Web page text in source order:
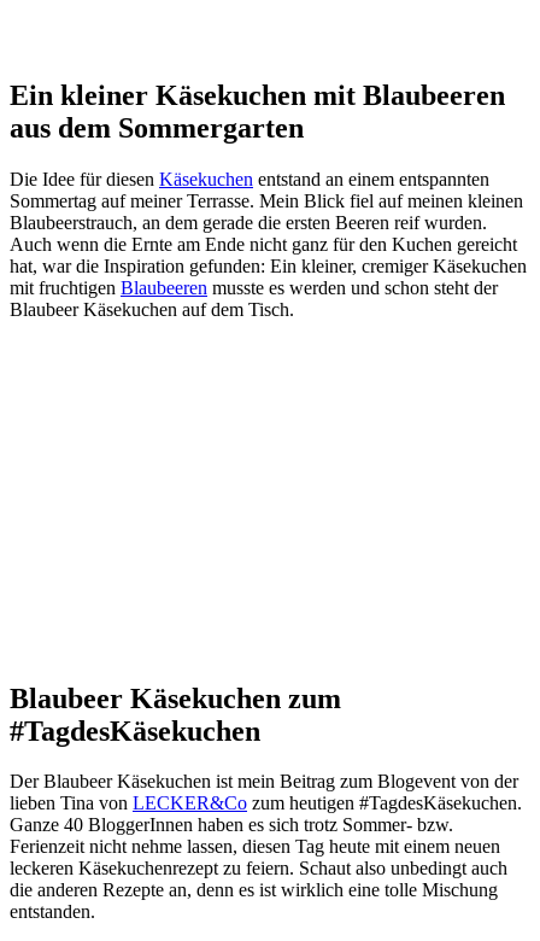
Ein kleiner Käsekuchen mit Blaubeeren
aus dem Sommergarten
Die Idee für diesen Käsekuchen entstand an einem entspannten
Sommertag auf meiner Terrasse. Mein Blick fiel auf meinen kleinen
Blaubeerstrauch, an dem gerade die ersten Beeren reif wurden.
Auch wenn die Ernte am Ende nicht ganz für den Kuchen gereicht
hat, war die Inspiration gefunden: Ein kleiner, cremiger Käsekuchen
mit fruchtigen Blaubeeren musste es werden und schon steht der
Blaubeer Käsekuchen auf dem Tisch.
Blaubeer Käsekuchen zum
#TagdesKäsekuchen
Der Blaubeer Käsekuchen ist mein Beitrag zum Blogevent von der
lieben Tina von LECKER&Co zum heutigen #TagdesKäsekuchen.
Ganze 40 BloggerInnen haben es sich trotz Sommer- bzw.
Ferienzeit nicht nehme lassen, diesen Tag heute mit einem neuen
leckeren Käsekuchenrezept zu feiern. Schaut also unbedingt auch
die anderen Rezepte an, denn es ist wirklich eine tolle Mischung
entstanden.